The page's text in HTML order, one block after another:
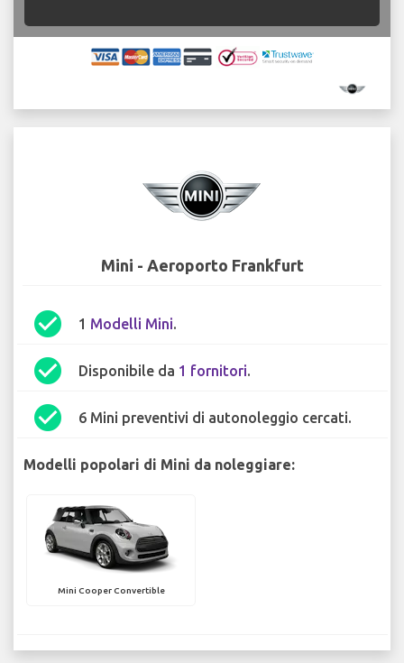
Mini - Aeroporto Frankfurt
check_circle 1 Modelli Mini.
check_circle Disponibile da 1 fornitori.
check_circle 6 Mini preventivi di autonoleggio cercati.
Modelli popolari di Mini da noleggiare:
Mini Cooper Convertible